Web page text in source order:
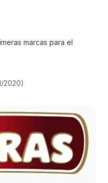
marcas para el
2020)